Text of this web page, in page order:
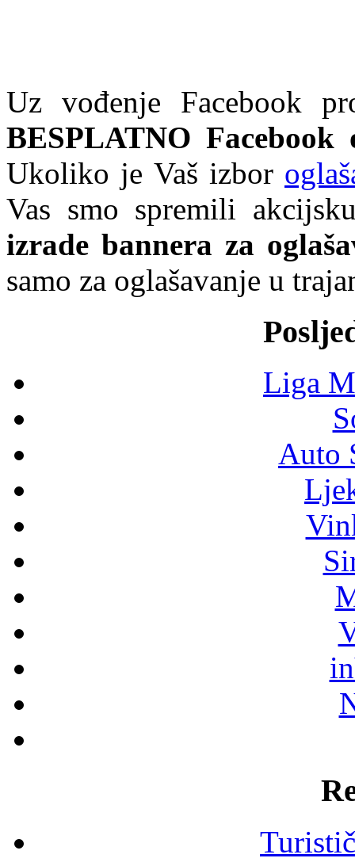
Uz vođenje Facebook
BESPLATNO Facebook
Ukoliko je Vaš izbor
Vas smo spremili
izrade bannera za
samo za oglašavanje u
Liga
Auto